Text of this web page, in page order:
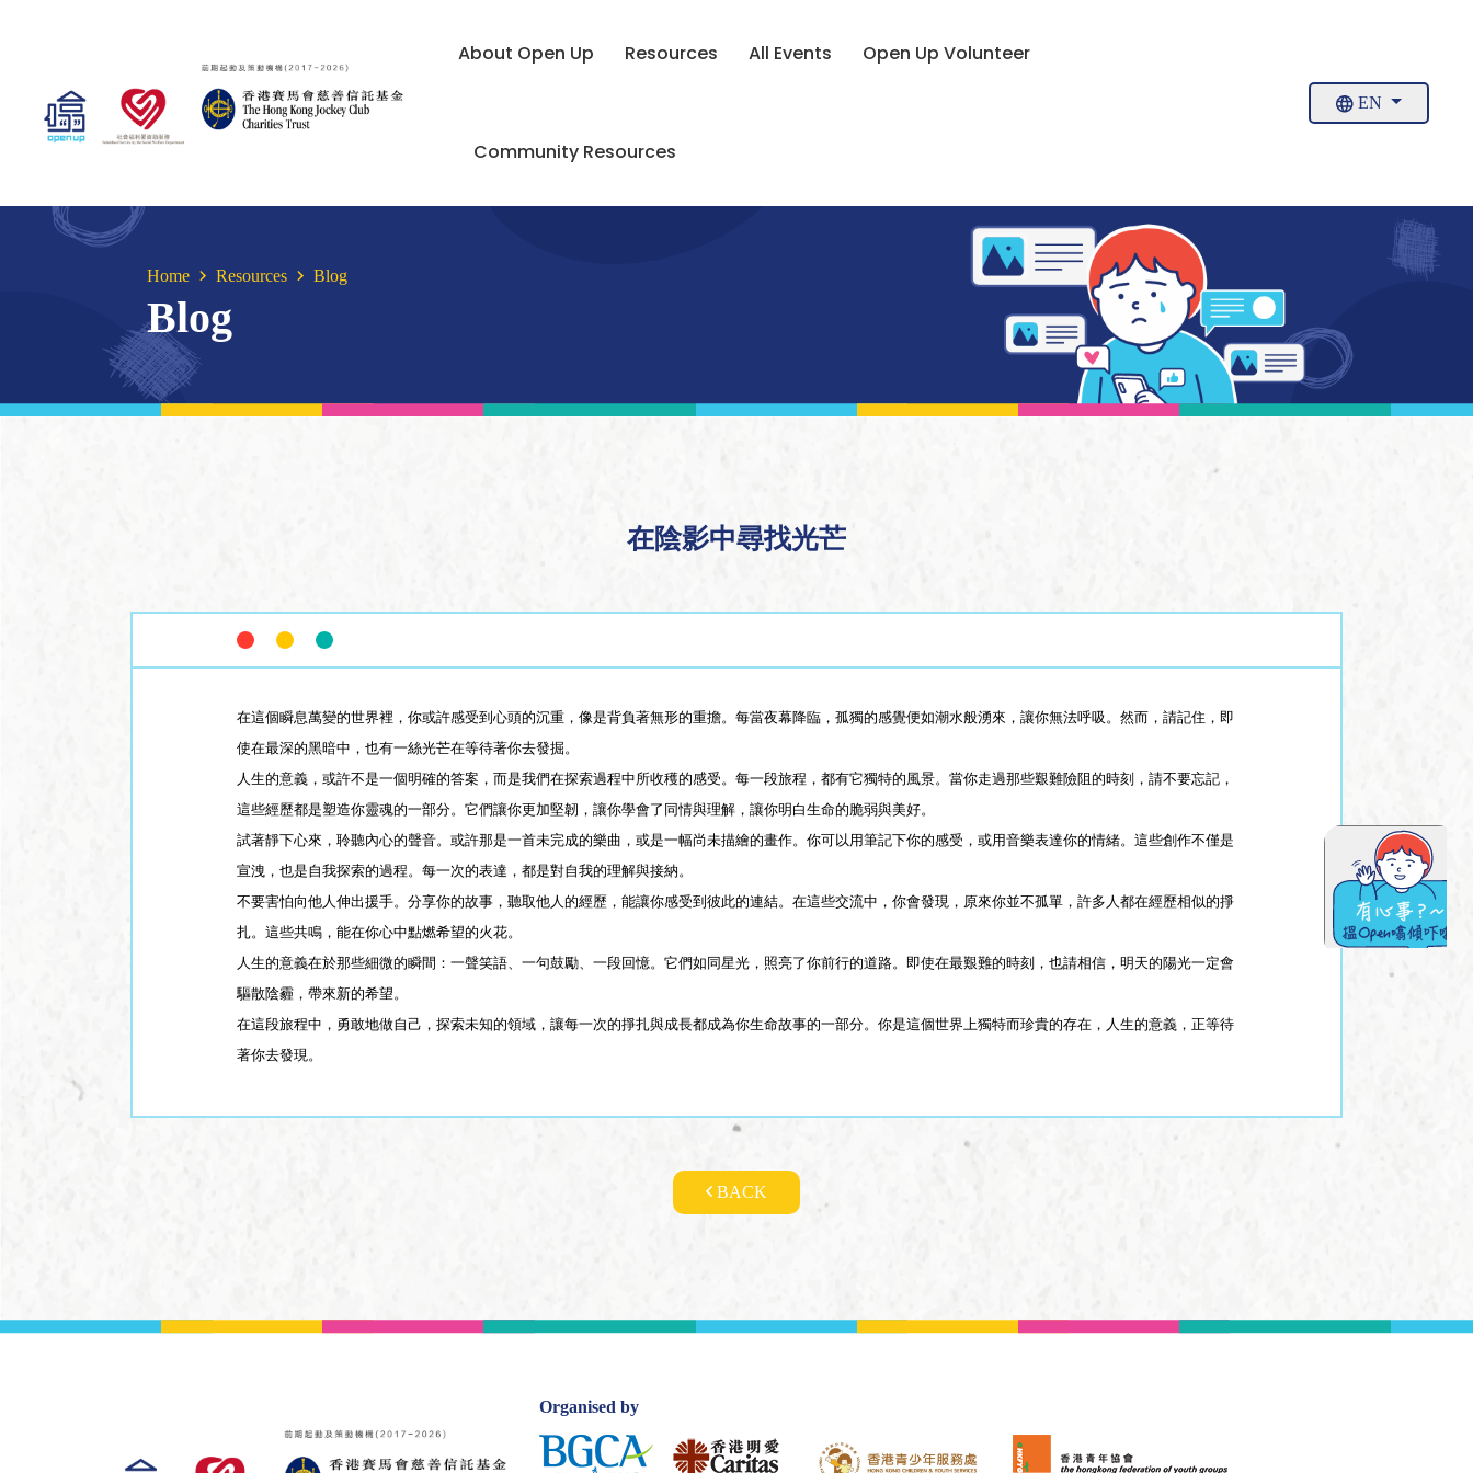
About Open Up Resources All Events Open Up Volunteer
Community Resources
EN
Home Resources Blog
Blog
在陰影中尋找光芒
在這個瞬息萬變的世界裡，你或許感受到心頭的沉重，像是背負著無形的重擔。每當夜幕降臨，孤獨的感覺便如潮水般湧來，讓你無法呼吸。然而，請記住，即
使在最深的黑暗中，也有一絲光芒在等待著你去發掘。
人生的意義，或許不是一個明確的答案，而是我們在探索過程中所收穫的感受。每一段旅程，都有它獨特的風景。當你走過那些艱難險阻的時刻，請不要忘記，
這些經歷都是塑造你靈魂的一部分。它們讓你更加堅韌，讓你學會了同情與理解，讓你明白生命的脆弱與美好。
試著靜下心來，聆聽內心的聲音。或許那是一首未完成的樂曲，或是一幅尚未描繪的畫作。你可以用筆記下你的感受，或用音樂表達你的情緒。這些創作不僅是
宣洩，也是自我探索的過程。每一次的表達，都是對自我的理解與接納。
不要害怕向他人伸出援手。分享你的故事，聽取他人的經歷，能讓你感受到彼此的連結。在這些交流中，你會發現，原來你並不孤單，許多人都在經歷相似的掙
扎。這些共鳴，能在你心中點燃希望的火花。
人生的意義在於那些細微的瞬間：一聲笑語、一句鼓勵、一段回憶。它們如同星光，照亮了你前行的道路。即使在最艱難的時刻，也請相信，明天的陽光一定會
驅散陰霾，帶來新的希望。
在這段旅程中，勇敢地做自己，探索未知的領域，讓每一次的掙扎與成長都成為你生命故事的一部分。你是這個世界上獨特而珍貴的存在，人生的意義，正等待
著你去發現。
BACK
Organised by